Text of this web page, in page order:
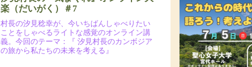
楽（だいがく）＃7
村長の汐見稔幸が、今いちばんしゃべりたい
ことをしゃべるライトな感覚のオンライン講
義。今回のテーマ：『 汐見村長のカンボジア
の旅から私たちの未来を考える』